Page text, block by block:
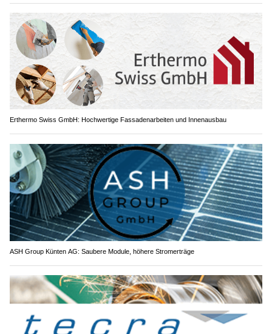
Erthermo Swiss GmbH: Hochwertige Fassadenarbeiten und Innenausbau
ASH Group Künten AG: Saubere Module, höhere Stromerträge